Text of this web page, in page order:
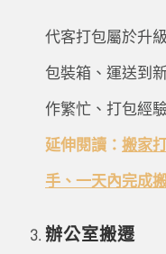
代客打包屬於升
包裝箱、運送到
作繁忙、打包經
延伸閱讀： 搬家
手、一天內完成
辦公室搬遷